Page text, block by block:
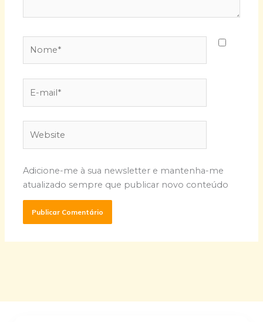
mail*
Adicione-me à sua newsletter e mantenha-me
atualizado sempre que publicar novo conteúdo